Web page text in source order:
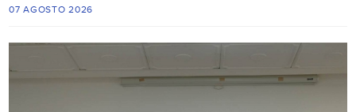
07 AGOSTO 2026